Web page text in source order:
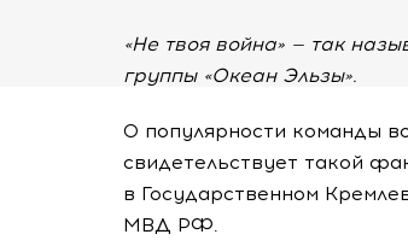
«Не твоя война» — так
группы «Океан Эльзы».
О популярности команды
свидетельствует такой
в Государственном
МВД РФ.